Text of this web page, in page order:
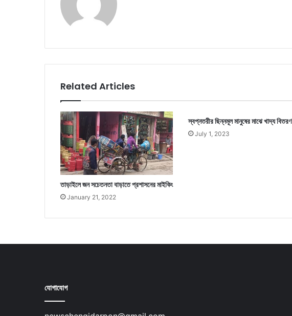
Related Articles
তাড়াইলে জন সচেতনতা বাড়াতে প্রশাসনের মাইকিং
January 21, 2022
স্বপ্নতরীর ছিন্নমূল মানুষের মাঝে খাদ্য বিতরণ
July 1, 2023
যোগাযোগ